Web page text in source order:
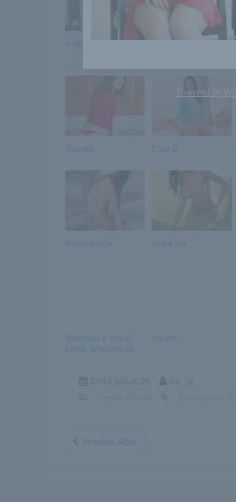
India Ariana Storm
Taissia Elsa D
Konstansija Anya Ivy
Vanessa a szexi,
vörös ártatlanság
Vanda
na_ja
Jessica Alba
Powered by